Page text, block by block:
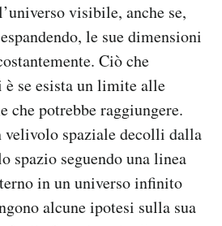
visibile, anche se,
le sue dimensioni
Ciò che
se esista un limite alle
che potrebbe raggiungere.
velivolo spaziale decolli dalla
spazio seguendo una linea
in un universo infinito
alcune ipotesi sulla sua